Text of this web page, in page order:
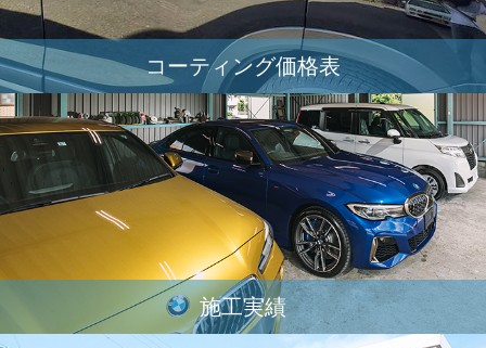
コーティング価格表
施工実績